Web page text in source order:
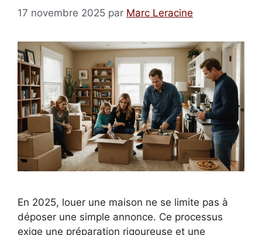
17 novembre 2025 par Marc Leracine
En 2025, louer une maison ne se limite pas à
déposer une simple annonce. Ce processus
exige une préparation rigoureuse et une